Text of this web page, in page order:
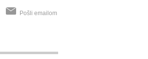
Pošli emailom